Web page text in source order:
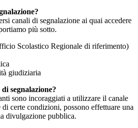
canali di segnalazione ai quai accedere
più sotto.
Scolastico Regionale di riferimento)
giudiziaria
segnalazione?
sono incoraggiati a utilizzare il canale
certe condizioni, possono effettuare una
divulgazione pubblica.